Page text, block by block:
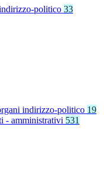
politico 33
indirizzo-politico 19
- amministrativi 531